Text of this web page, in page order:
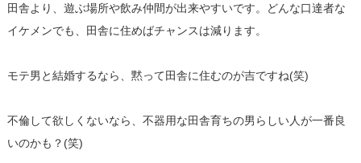
田舎より、遊ぶ場所や飲み仲間が出来やすいです。
どんな口達者な
イケメンでも、田舎に住めばチャンスは減ります。
モテ男と結婚するなら、黙って田舎に住むのが吉ですね(笑)
不倫して欲しくないなら、 不器用な田舎育ちの男らしい人が一番良
いのかも？(笑)